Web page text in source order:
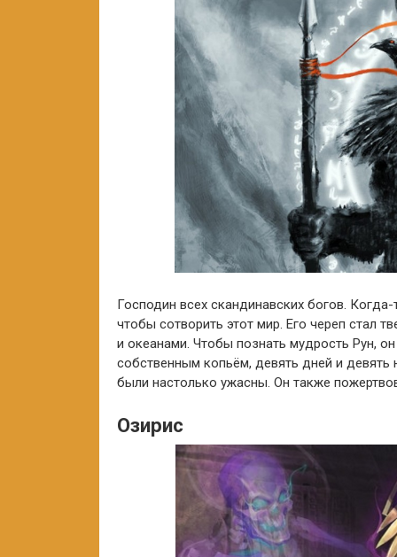
Господин всех скандинавских богов.
чтобы сотворить этот мир. Его череп стал
и океанами. Чтобы познать мудрость Рун,
собственным копьём, девять дней и девять
были настолько ужасны. Он также
Озирис